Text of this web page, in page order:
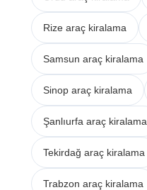
Rize araç kiralama
Samsun araç kiralama
Sinop araç kiralama
Şanlıurfa araç kiralama
Tekirdağ araç kiralama
Trabzon araç kiralama